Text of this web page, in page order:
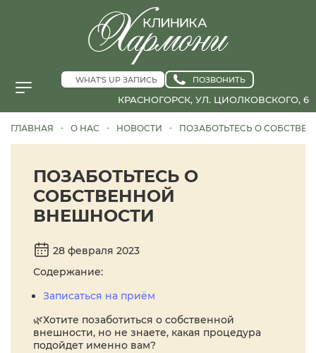
WHAT'S UP ЗАПИСЬ ПОЗВОНИТЬ
КРАСНОГОРСК, УЛ. ЦИОЛКОВСКОГО, 6
ГЛАВНАЯ - О НАС - НОВОСТИ - ПОЗАБОТЬТЕСЬ О
ПОЗАБОТЬТЕСЬ О
СОБСТВЕННОЙ
ВНЕШНОСТИ
28 февраля 2023
Содержание:
Записаться на приём
🌿Хотите позаботиться о собственной
внешности, но не знаете, какая процедура
подойдет именно вам?